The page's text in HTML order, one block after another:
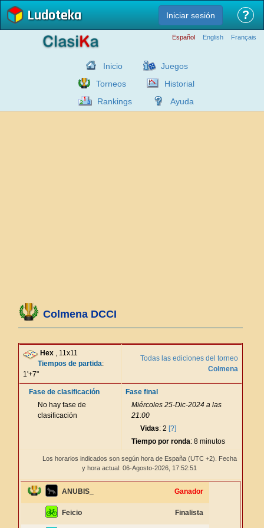
Ludoteka Iniciar sesión ?
Español English Français
Inicio
Juegos
Torneos
Historial
Rankings
Ayuda
Colmena DCCI
Hex , 11x11
Tiempos de partida:
1'+7"
Todas las ediciones del torneo
Colmena
Fase de clasificación
No hay fase de
clasificación
Fase final
Miércoles 25-Dic-2024 a las
21:00
Vidas: 2 [?]
Tiempo por ronda: 8 minutos
Los horarios indicados son según hora de España (UTC +2). Fecha
y hora actual: 06-Agosto-2026, 17:52:51
ANUBIS_ Ganador
Feicio Finalista